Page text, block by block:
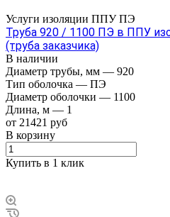
Услуги изоляции ППУ ПЭ
Труба 920 / 1100 ПЭ в ППУ
(труба заказчика)
В наличии
Диаметр трубы, мм — 920
Тип оболочка — ПЭ
Диаметр оболочки — 1100
Длина, м — 1
от 21421 руб
В корзину
Купить в 1 клик